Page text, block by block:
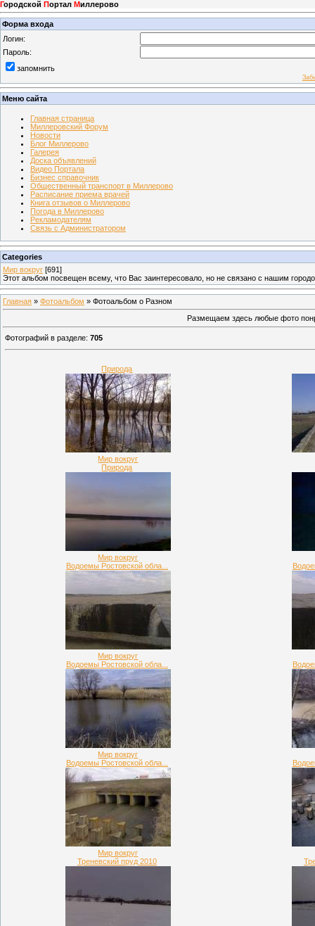
Городской Портал Миллерово
Форма входа
Логин:
Пароль:
запомнить
Меню сайта
Главная страница
Миллеровский Форум
Новости
Блог Миллерово
Галерея
Доска объявлений
Видео Портала
Бизнес справочник
Общественный транспорт в Миллерово
Расписание приема врачей
Книга отзывов о Миллерово
Погода в Миллерово
Рекламодателям
Связь с Администратором
Categories
Мир вокруг [691]
Этот альбом посвещен всему, что Вас заинтересовало, но не связано с нашим
Главная » Фотоальбом » Фотоальбом о Разном
Размещаем здесь любые фото
Фотографий в разделе: 705
Природа
Мир вокруг
Природа
Мир вокруг
Водоемы Ростовской обла...
Мир вокруг
Водоемы Ростовской обла...
Мир вокруг
Водоемы Ростовской обла...
Мир вокруг
Треневский пруд 2010